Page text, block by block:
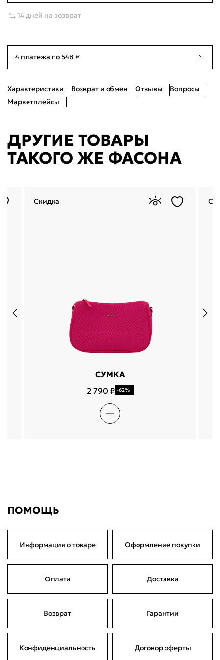
14 дней на возврат
4 платежа по 548 ₽
Характеристики Возврат и обмен Отзывы
Вопросы
Маркетплейсы
ДРУГИЕ ТОВАРЫ
ТАКОГО ЖЕ ФАСОНА
СУМКА
2 790 ₽ -62%
Скидка
ПОМОЩЬ
Информация о товаре Оформление покупки
Оплата Доставка
Возврат Гарантии
Конфиденциальность Договор оферты
5